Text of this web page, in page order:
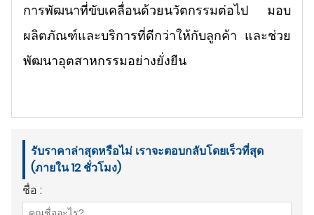
การพัฒนาที่ขับเคลื่อนด้วยนวัตกรรมต่อไป มอบ
ผลิตภัณฑ์และบริการที่ดีกว่าให้กับลูกค้า และช่วย
พัฒนาอุตสาหกรรมอย่างยั่งยืน
รับราคาล่าสุดหรือไม่ เราจะตอบกลับโดยเร็วที่สุด
(ภายใน 12 ชั่วโมง)
ชื่อ :